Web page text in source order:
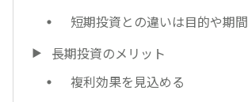
短期投資との違いは目的や期間
長期投資のメリット
複利効果を見込める